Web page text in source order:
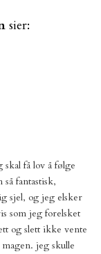
sier:
få lov å følge
fantastisk,
sjel, og jeg elsker
som jeg forelsket
og slett ikke vente
jeg skulle